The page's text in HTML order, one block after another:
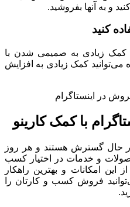
و به آنها بفروشید.
کمک زیادی به صمیمی شدن با
می‌توانید کمک زیادی به افزایش
با کمک کارینو
در حال گسترش هستند و هر روز
و خدمات در اختیار کسب‌
این امکانات و بهترین راهکار
فروش کسب ‌و کارتان را